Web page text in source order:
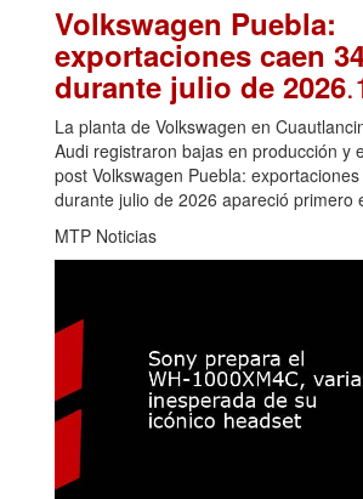
Volkswagen Puebla:
exportaciones caen
durante julio de 2026
La planta de Volkswagen en
Audi registraron bajas en producción y
post Volkswagen Puebla:
durante julio de 2026 apareció primero
MTP Noticias